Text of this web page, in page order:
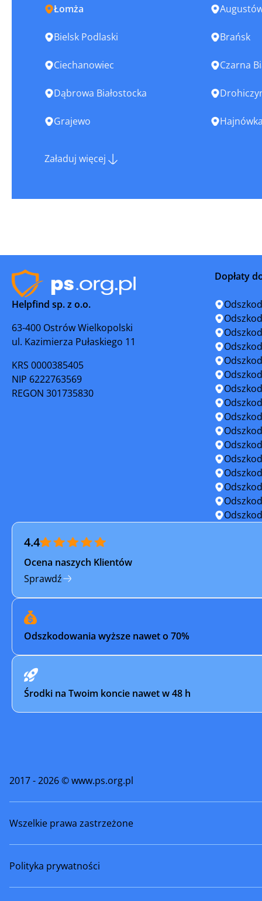
Łomża
Bielsk Podlaski Brańsk
Ciechanowiec Czarna
Dąbrowa Białostocka
Grajewo
Suraż
Tykocin
Wąsosz Wysokie
Zambrów
Załaduj więcej
Helpfind sp. z o.o.
63-400 Ostrów Wielkopolski
ul. Kazimierza Pułaskiego 11
KRS 0000385405
NIP 6222763569
REGON 301735830
Dopłaty
4.4
Ocena naszych Klientów
Sprawdź
Odszkodowania wyższe nawet o 70%
Środki na Twoim koncie nawet w 48 h
2017 - 2026 © www.ps.org.pl
Wszelkie prawa zastrzeżone
Polityka prywatności